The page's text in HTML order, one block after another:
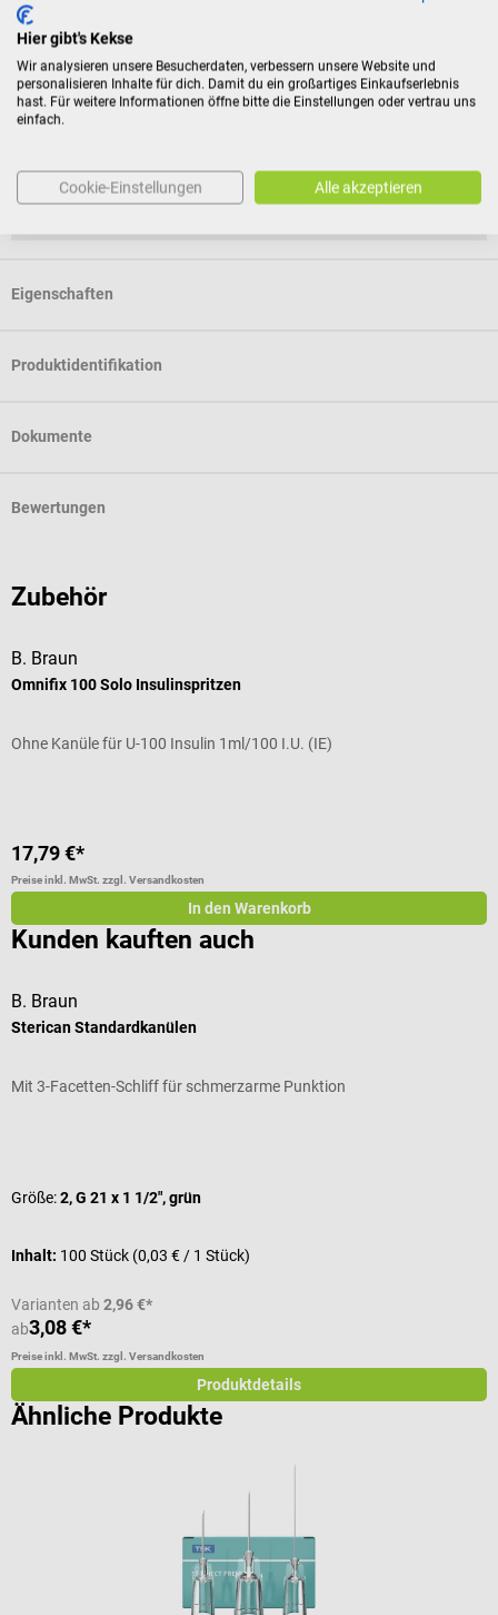
Dieses Produkt ist von der Rücknahme ausgeschlossen.
Für Verbraucher besteht das Widerrufsrecht nicht bei
zur Rückgabe geeignet sind, wenn ihre Versiegelung nach
Eigenschaften
Produktidentifikation
Dokumente
Bewertungen
Zubehör
B. Braun
Omnifix 100 Solo Insulinspritzen
Ohne Kanüle für U-100 Insulin 1ml/100 I.U. (IE)
17,79 €*
Preise inkl. MwSt. zzgl. Versandkosten
In den Warenkorb
Kunden kauften auch
B. Braun
Sterican Standardkanülen
Mit 3-Facetten-Schliff für schmerzarme Punktion
Größe:2, G 21 x 1 1/2", grün
Inhalt: 100 Stück (0,03 € / 1 Stück)
Varianten ab 2,96 €*
ab3,08 €*
Preise inkl. MwSt. zzgl. Versandkosten
Produktdetails
Ähnliche Produkte
Hier gibt's Kekse
Wir analysieren unsere Besucherdaten, verbessern unsere Website und
personalisieren Inhalte für dich. Damit du ein großartiges Einkaufserlebnis
hast. Für weitere Informationen öffne bitte die Einstellungen oder vertrau uns
einfach.
Cookie-Einstellungen Alle akzeptieren